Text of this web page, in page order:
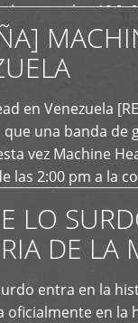
cumplen 12 […]
en Venezuela
una banda de
vez Machine
las 2:00 pm a la
LO
DE LA
entra en la
oficialmente en la